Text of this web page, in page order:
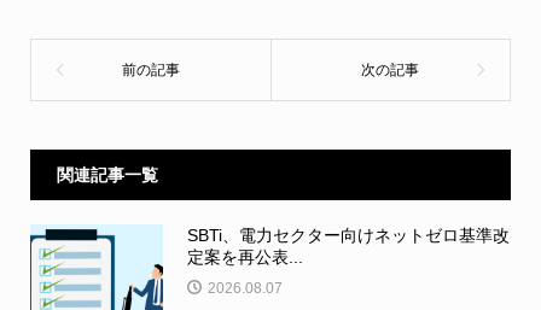
関連記事一覧
SBTi、電力セクター向けネットゼロ基準改
定案を再公表...
2026.08.07